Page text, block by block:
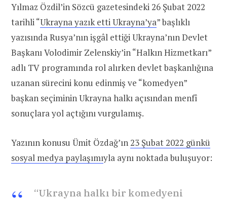
Yılmaz Özdil’in Sözcü gazetesindeki 26 Şubat 2022
tarihli “Ukrayna yazık etti Ukrayna’ya” başlıklı
yazısında Rusya’nın işgâl ettiği Ukrayna’nın Devlet
Başkanı Volodimir Zelenskiy’in “Halkın Hizmetkarı”
adlı TV programında rol alırken devlet başkanlığına
uzanan sürecini konu edinmiş ve “komedyen”
başkan seçiminin Ukrayna halkı açısından menfî
sonuçlara yol açtığını vurgulamış.
Yazının konusu Ümit Özdağ’ın 23 Şubat 2022 günkü
sosyal medya paylaşımıyla aynı noktada buluşuyor:
“Ukrayna halkı bir komedyeni